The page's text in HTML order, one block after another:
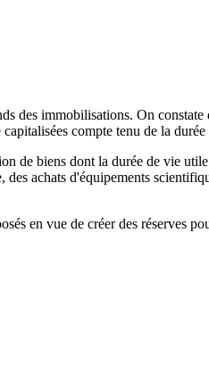
des immobilisations. On
compte tenu de la
de biens dont la durée de vie
achats d'équipements
en vue de créer des réserves